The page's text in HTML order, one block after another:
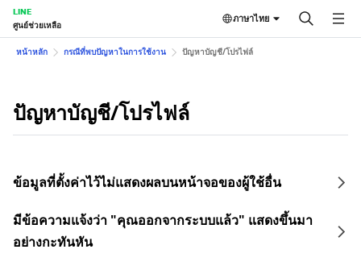
LINE
ศูนย์ช่วยเหลือ
ภาษาไทย
หน้าหลัก กรณีที่พบปัญหาในการใช้งาน ปัญหาบัญชี/โปรไฟล์
ปัญหาบัญชี/โปรไฟล์
ข้อมูลที่ตั้งค่าไว้ไม่แสดงผลบนหน้าจอของผู้ใช้อื่น
มีข้อความแจ้งว่า "คุณออกจากระบบแล้ว" แสดงขึ้นมา
อย่างกะทันหัน